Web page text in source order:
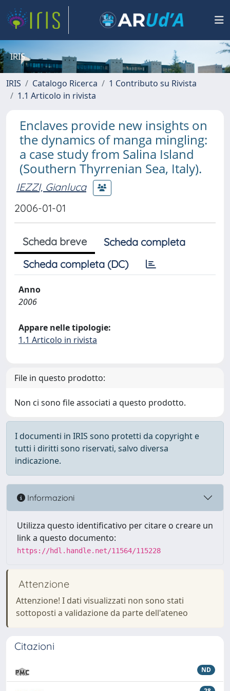
IRIS
IRIS Catalogo Ricerca
1 Contributo su Rivista
1.1 Articolo in rivista
Enclaves provide new insights on
the dynamics of manga mingling:
a case study from Salina Island
(Southern Thyrrenian Sea, Italy).
IEZZI, Gianluca
2006-01-01
Scheda breve
Scheda completa
Scheda completa (DC)
Anno
2006
Appare nelle tipologie:
1.1 Articolo in rivista
File in questo prodotto:
Non ci sono file associati a questo prodotto.
I documenti in IRIS sono protetti da copyright e
tutti i diritti sono riservati, salvo diversa
indicazione.
Informazioni
Utilizza questo identificativo per citare o creare un
link a questo documento:
https://hdl.handle.net/11564/115228
Attenzione
Attenzione! I dati visualizzati non sono stati
sottoposti a validazione da parte dell'ateneo
Citazioni
ND